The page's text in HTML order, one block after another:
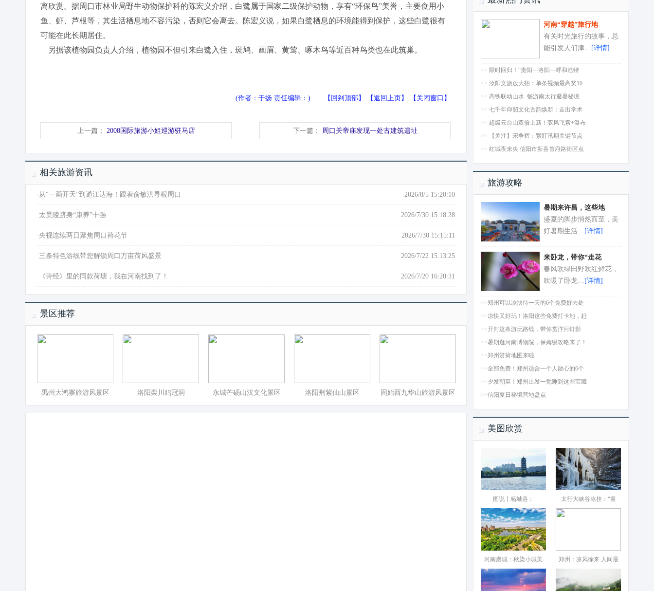
离欣赏。据周口市林业局野生动物保护科的陈宏义介绍，白鹭属于国家二级保护动物，享有“环保鸟”美誉，主要食用小
鱼、虾、芦根等，其生活栖息地不容污染，否则它会离去。陈宏义说，如果白鹭栖息的环境能得到保护，这些白鹭很有
可能在此长期居住。
另据该植物园负责人介绍，植物园不但引来白鹭入住，斑鸠、画眉、黄莺、啄木鸟等近百种鸟类也在此筑巢。
(作者：于扬 责任编辑：) 【 回到顶部】 【返回上页 】 【 关闭窗口 】
上一篇： 2008国际旅游小姐巡游驻马店 下一篇： 周口关帝庙发现一处古建筑遗址
相关旅游资讯
2026/8/5 15:20:10
·从“一画开天”到通江达海！跟着俞敏洪寻根周口
2026/7/30 15:18:28
·太昊陵跻身“康养”十强
2026/7/30 15:15:11
·央视连续两日聚焦周口荷花节
2026/7/22 15:13:25
·三条特色游线带您解锁周口万亩荷风盛景
2026/7/20 16:20:31
· 《诗经》里的同款荷塘，我在河南找到了！
景区推荐
禹州大鸿寨旅游风景区 洛阳栾川鸡冠洞 永城芒砀山汉文化景区 洛阳荆紫仙山景区 固始西九华山旅游风景区
河南“穿越”旅行地
有关时光旅行的故事，总
能引发人们津… [详情]
>> 限时回归！“贵阳—洛阳—呼和浩特
>> 汝阳文旅放大招：单条视频最高奖10
>> 高铁联动山水 畅游南太行避暑秘境
>> 七千年仰韶文化古韵焕新：走出学术
>> 超级云台山双倍上新！驭风飞索+瀑布
>>
【关注】宋争辉：紧盯汛期关键节点
>> 红城夜未央 信阳市新县首府路街区点
旅游攻略
暑期来许昌，这些地
盛夏的脚步悄然而至，美
好暑期生活… [详情]
来卧龙，带你“走花
春风吹绿田野吹红鲜花，
吹暖了卧龙… [详情]
>>郑州可以凉快待一天的6个免费好去处
>>凉快又好玩！洛阳这些免费打卡地，赶
>>开封这条游玩路线，带你赏汴河灯影
>>暑期逛河南博物院，保姆级攻略来了！
>>郑州赏荷地图来啦
>>全部免费！郑州适合一个人散心的6个
>>夕发朝至！郑州出发一觉睡到这些宝藏
>>信阳夏日秘境营地盘点
美图欣赏
图说丨柘城县：‌ 太行大峡谷冰挂：“童
河南虞城：秋染小城美 郑州：凉风徐来 人间最